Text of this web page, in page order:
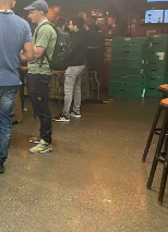
kontor
apputvikling
design